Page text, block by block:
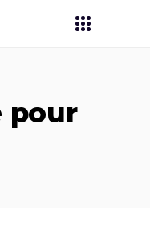
pour